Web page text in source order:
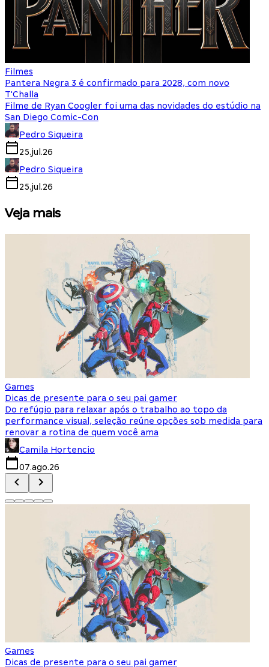
Filmes
Pantera Negra 3 é confirmado para 2028, com novo
T'Challa
Filme de Ryan Coogler foi uma das novidades do estúdio na
San Diego Comic-Con
Pedro Siqueira
25.jul.26
Pedro Siqueira
25.jul.26
Veja mais
Games
Dicas de presente para o seu pai gamer
Do refúgio para relaxar após o trabalho ao topo da
performance visual, seleção reúne opções sob medida para
renovar a rotina de quem você ama
Camila Hortencio
07.ago.26
Games
Dicas de presente para o seu pai gamer